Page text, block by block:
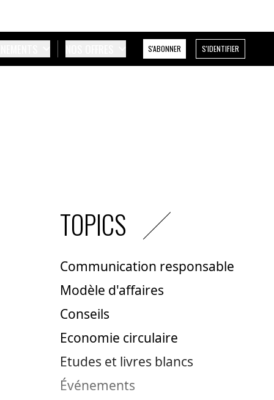
S'ABONNER S'IDENTIFIER
TOPICS
Communication responsable
Modèle d'affaires
Conseils
Economie circulaire
Etudes et livres blancs
Événements